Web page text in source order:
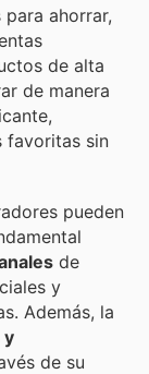
ahorrar,
de alta
de manera
favoritas sin
pueden
de
y
Además, la
y
de su